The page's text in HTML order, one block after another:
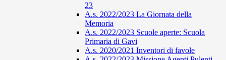
23
A.s. 2022/2023 La Giornata della
Memoria
A.s. 2022/2023 Scuole aperte: Scuola
Primaria di Gavi
A.s. 2020/2021 Inventori di favole